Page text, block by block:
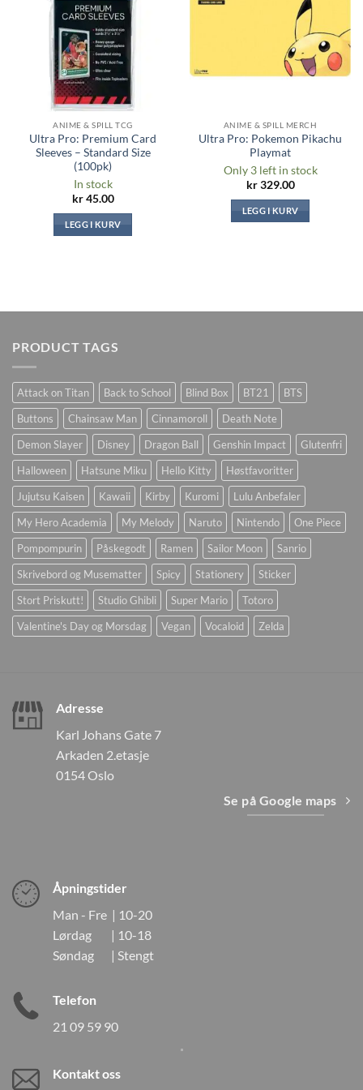
ANIME & SPILL TCG
Ultra Pro: Premium Card
Sleeves – Standard Size
(100pk)
In stock
kr45.00
LEGG I KURV
ANIME & SPILL MERCH
Ultra Pro: Pokemon Pikachu
Playmat
Only 3 left in stock
kr329.00
LEGG I KURV
PRODUCT TAGS
Attack on Titan Back to School Blind Box BT21
BTS
Buttons
Chainsaw Man Cinnamoroll
Death Note
Demon Slayer
Disney Dragon Ball Genshin Impact
Glutenfri
Halloween
Hatsune Miku Hello Kitty
Høstfavoritter
Jujutsu Kaisen
Kawaii Kirby Kuromi
Lulu Anbefaler
My Hero Academia
My Melody Naruto Nintendo
One Piece
Pompompurin
Påskegodt Ramen Sailor Moon
Sanrio
Skrivebord og Musematter
Spicy Stationery
Sticker
Stort Priskutt!
Studio Ghibli Super Mario
Totoro
Valentine's Day og Morsdag
Vegan Vocaloid Zelda
Adresse
Karl Johans Gate 7
Arkaden 2.etasje
0154 Oslo
Se på Google maps
Åpningstider
Man - Fre | 10-20
Lørdag | 10-18
Søndag | Stengt
Telefon
21 09 59 90
Kontakt oss